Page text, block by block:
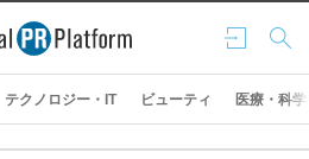
ログ
イン
検索
テクノロジー・IT ビューティ 医療・科学